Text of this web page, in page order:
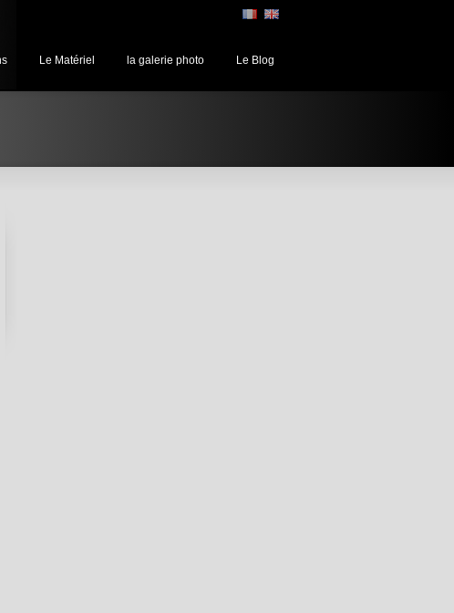
Le Matériel la galerie photo Le Blog